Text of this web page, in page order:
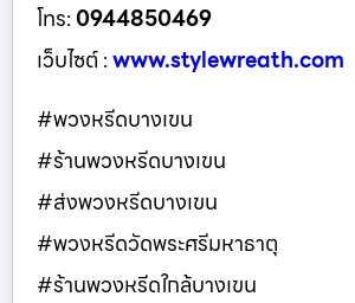
โทร: 0944850469
เว็บไซต์ :www.stylewreath.com
#พวงหรีดบางเขน
#ร้านพวงหรีดบางเขน
#ส่งพวงหรีดบางเขน
#พวงหรีดวัดพระศรีมหาธาตุ
#ร้านพวงหรีดใกล้บางเขน